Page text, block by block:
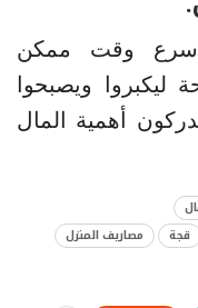
أسرع وقت ممكن
ليكبروا ويصبحوا
أهمية المال
قجة مصاريف المنزل